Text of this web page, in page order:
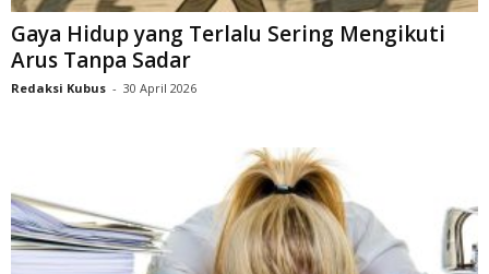
Gaya Hidup yang Terlalu Sering Mengikuti
Arus Tanpa Sadar
Redaksi Kubus - 30 April 2026